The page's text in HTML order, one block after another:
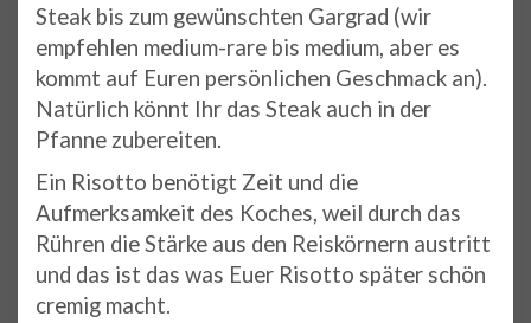
Steak bis zum gewünschten Gargrad (wir
empfehlen medium-rare bis medium, aber es
kommt auf Euren persönlichen Geschmack an).
Natürlich könnt Ihr das Steak auch in der
Pfanne zubereiten.
Ein Risotto benötigt Zeit und die
Aufmerksamkeit des Koches, weil durch das
Rühren die Stärke aus den Reiskörnern austritt
und das ist das was Euer Risotto später schön
cremig macht.